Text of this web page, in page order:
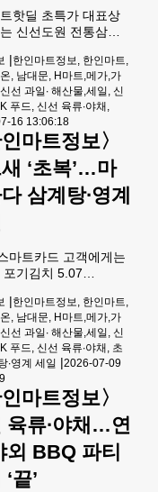
핫딜 초특가 대표상
신선도원 전통삼계
10.99,농심 신라면 멀
천하일미 lb
수 물냉면 ea 4.99,동
라이트스탠다드 pk
자연산 골뱅이 ea
육광천재래김 box
동치미물냉면+함흥비
pk 7.99,흑돼지 훈제
소시지 ea 7.99,왕부산
묵 ea 6.99,베지밀 검은
참깨 box 9.99 등이
벨포도(라고 포도) lb
인
|한인마트정보, 한인마트,
, 남대문, H마트,메가,가
선 과일∙ 해산물,세일, 신
푸드, 신선 육류∙야채,
16 13:06:18
인마트정보〉
‘초복’…마
삼계탕∙영계
마트카드 고객에게는
포기김치 5.07
LB 9.99,동태전감 LB
골드키위 싱글판 선물
23.99,양념마늘 LA
간장양념돼지
기 LB 3.49에 제공된
스코너에서는 배추
BOX 15.99, 무우
BOX 19.99, 한국
LB 선물박스BOX
구마 미디엄L B
켓 사과 3LB PK 7.99,
LB 2.99, 캔트 망고
|한인마트정보, 한인마트,
, 남대문, H마트,메가,가
선 과일∙ 해산물,세일, 신
푸드, 신선 육류∙야채, 초
∙영계 세일 |2026-07-09
인마트정보〉
육류∙야채…연
외 BBQ 파티
끝’